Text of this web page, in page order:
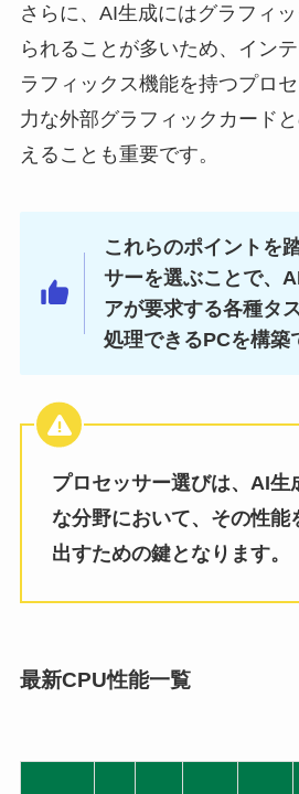
さらに、AI生成にはグラフィ
られることが多いため、イン
ラフィックス機能を持つプロ
力な外部グラフィックカード
えることも重要です。
これらのポイントを
サーを選ぶことで、
アが要求する各種タ
処理できるPCを構築
プロセッサー選びは、AI生
な分野において、その性能
出すための鍵となります。
最新CPU性能一覧